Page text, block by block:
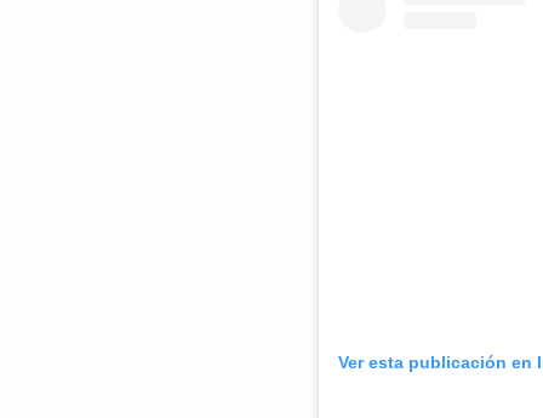
Ver esta publicación en